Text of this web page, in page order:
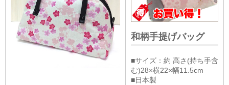
和柄手提げバッグ
■サイズ：約 高さ(持ち手含
む)28×横22×幅11.5cm
■日本製